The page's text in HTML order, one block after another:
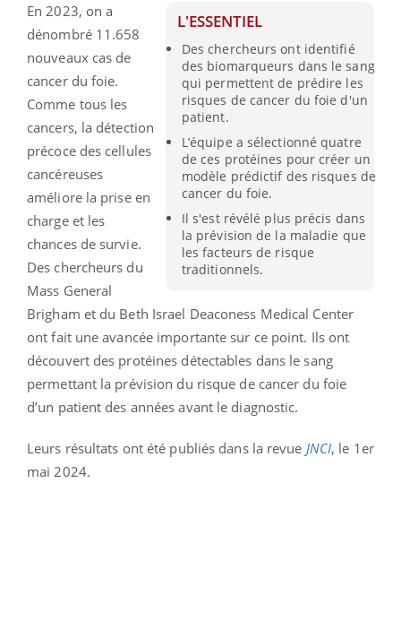
L'ESSENTIEL
Des chercheurs ont identifié
des biomarqueurs dans le sang
qui permettent de prédire les
risques de cancer du foie d'un
patient.
L’équipe a sélectionné quatre
de ces protéines pour créer un
modèle prédictif des risques de
cancer du foie.
Il s'est révélé plus précis dans
la prévision de la maladie que
les facteurs de risque
traditionnels.
En 2023, on a
dénombré 11.658
nouveaux cas de
cancer du foie.
Comme tous les
cancers, la détection
précoce des cellules
cancéreuses
améliore la prise en
charge et les
chances de survie.
Des chercheurs du
Mass General
Brigham et du Beth Israel Deaconess Medical Center
ont fait une avancée importante sur ce point. Ils ont
découvert des protéines détectables dans le sang
permettant la prévision du risque de cancer du foie
d’un patient des années avant le diagnostic.
Leurs résultats ont été publiés dans la revue JNCI, le 1er
mai 2024.